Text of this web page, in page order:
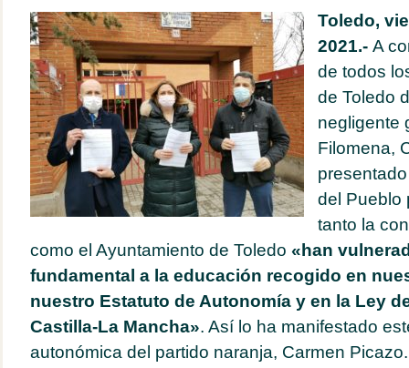
Toledo,
2021.-A
de todos
de Toledo
negligente
Filomena,
del Pueblo
tanto la
como el Ayuntamiento de Toledo «han
fundamental a la educación recogido en
nuestro Estatuto de Autonomía y en la Ley
Castilla-La Mancha». Así lo ha manifestado
autonómica del partido naranja, Carmen Picazo.